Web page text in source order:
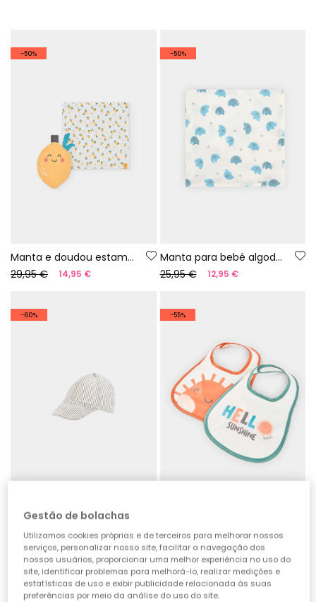
-50%
Manta e doudou estampados para bebé
29,95 €
14,95 €
-50%
Manta para bebé algodão estampado
25,95 €
12,95 €
-60%
Gorro bebé riscas
12,95 € 6,45 € 5,15 €
-55%
9,95 € 4,95 € 4,45 €
-50% -50%
Gestão de bolachas
Utilizamos cookies próprias e de terceiros para melhorar nossos
serviços, personalizar nosso site, facilitar a navegação dos
nossos usuários, proporcionar uma melhor experiência no uso do
site, identificar problemas para melhorá-lo, realizar medições e
estatísticas de uso e exibir publicidade relacionada às suas
preferências por meio da análise do uso do site.